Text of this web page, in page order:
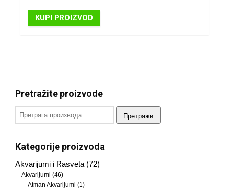
KUPI PROIZVOD
Pretražite proizvode
Претражи
Kategorije proizvoda
Akvarijumi i Rasveta (72)
Akvarijumi (46)
Atman Akvarijumi (1)